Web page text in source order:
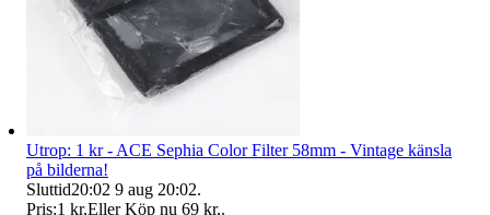
Utrop: 1 kr - ACE Sephia Color Filter 58mm - Vintage känsla
på bilderna!
Sluttid20:02 9 aug 20:02.
Pris:1 kr,Eller Köp nu 69 kr,.